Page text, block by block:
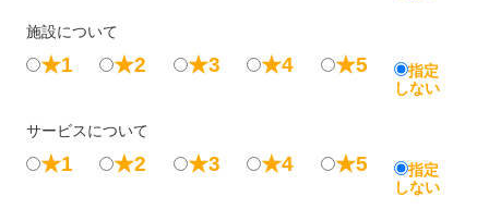
施設について
★1 ★2 ★3 ★4 ★5
指定
しない
サービスについて
★1 ★2 ★3 ★4 ★5
指定
しない